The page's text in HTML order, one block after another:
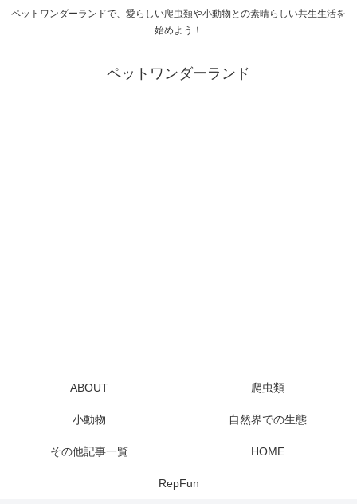
ペットワンダーランドで、愛らしい爬虫類や小動物との素晴らしい共生生活を
始めよう！
ペットワンダーランド
ABOUT 爬虫類
小動物 自然界での生態
その他記事一覧 HOME
RepFun